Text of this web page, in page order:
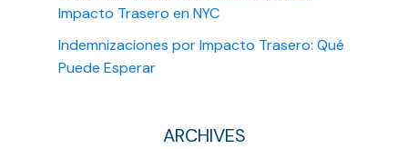
Impacto Trasero en NYC
Indemnizaciones por Impacto Trasero: Qué
Puede Esperar
ARCHIVES